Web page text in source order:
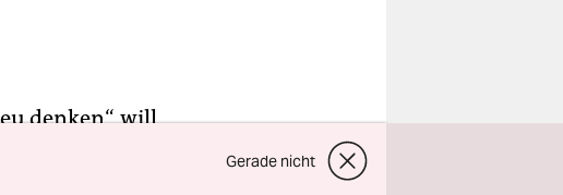
denken“, will
komplett
Gerade nicht